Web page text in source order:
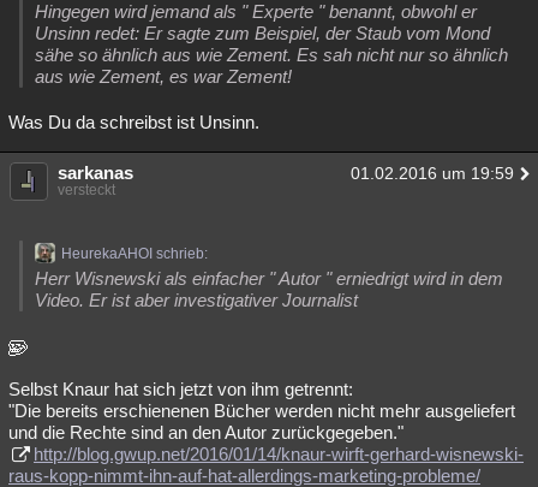
Hingegen wird jemand als " Experte " benannt, obwohl er
Unsinn redet: Er sagte zum Beispiel, der Staub vom Mond
sähe so ähnlich aus wie Zement. Es sah nicht nur so ähnlich
aus wie Zement, es war Zement!
Was Du da schreibst ist Unsinn.
sarkanas 01.02.2016 um 19:59
versteckt
HeurekaAHOI schrieb:
Herr Wisnewski als einfacher " Autor " erniedrigt wird in dem
Video. Er ist aber investigativer Journalist
Selbst Knaur hat sich jetzt von ihm getrennt:
"Die bereits erschienenen Bücher werden nicht mehr ausgeliefert
und die Rechte sind an den Autor zurückgegeben."
http://blog.gwup.net/2016/01/14/knaur-wirft-gerhard-wisnewski-
raus-kopp-nimmt-ihn-auf-hat-allerdings-marketing-probleme/